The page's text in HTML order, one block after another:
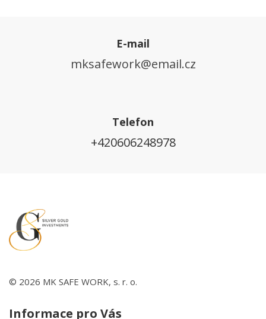
E-mail
mksafework@email.cz
Telefon
+420606248978
© 2026 MK SAFE WORK, s. r. o.
Informace pro Vás